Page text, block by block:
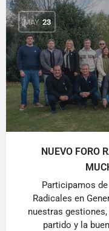
MAY 23
NUEVO FORO
Participamos
Radicales en
nuestras
partido y la